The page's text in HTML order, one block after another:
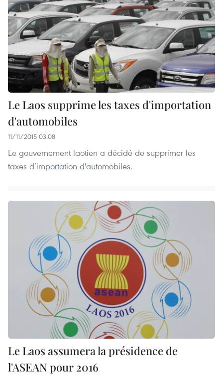
Le Laos supprime les taxes d'importation
d'automobiles
11/11/2015 03:08
Le gouvernement laotien a décidé de supprimer les
taxes d’importation d'automobiles.
Le Laos assumera la présidence de
l'ASEAN pour 2016